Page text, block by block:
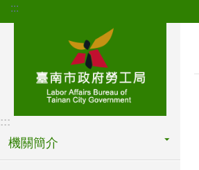
跳到主要內容區塊
:::
:::
機關簡介